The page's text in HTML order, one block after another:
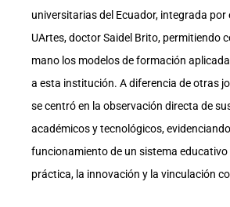
universitarias del Ecuador, integrada por
UArtes, doctor Saidel Brito, permitiendo
mano los modelos de formación
a esta institución. A diferencia de otras
se centró en la observación directa de
académicos y tecnológicos, evidenciando
funcionamiento de un sistema educativo
práctica, la innovación y la vinculación